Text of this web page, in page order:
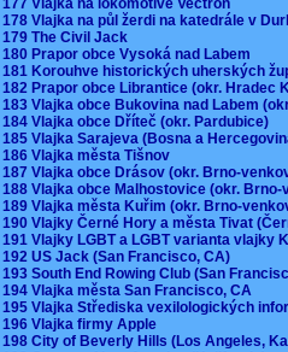
178 Vlajka na půl žerdi na katedrále v
179 The Civil Jack
180 Prapor obce Vysoká nad Labem
181 Korouhve historických uherských
182 Prapor obce Librantice (okr. Hradec
183 Vlajka obce Bukovina nad Labem
184 Vlajka obce Dříteč (okr. Pardubice)
185 Vlajka Sarajeva (Bosna a
186 Vlajka města Tišnov
187 Vlajka obce Drásov (okr. Brno-
188 Vlajka obce Malhostovice (okr.
189 Vlajka města Kuřim (okr. Brno-
190 Vlajky Černé Hory a města Tivat
191 Vlajky LGBT a LGBT varianta vlajky
192 US Jack (San Francisco, CA)
193 South End Rowing Club (San
194 Vlajka města San Francisco, CA
195 Vlajka Střediska vexilologických
196 Vlajka firmy Apple
198 City of Beverly Hills (Los Angeles,